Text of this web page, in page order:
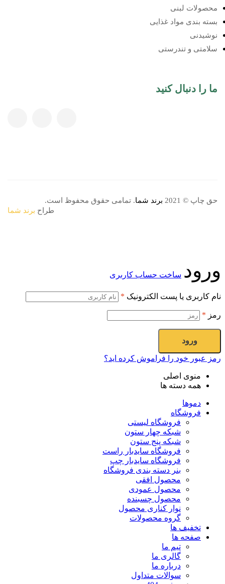
محصولات لبنی
بسته بندی مواد غذایی
نوشیدنی
سلامتی و تندرستی
ما را دنبال کنید
حق چاپ © 2021 برند شما. تمامی حقوق محفوظ است.
طراح برند شما
ورود ساخت حساب کاربری
نام کاربری یا پست الکترونیک *
رمز *
ورود
رمز عبور خود را فراموش کرده اید؟
منوی اصلی
همه دسته ها
دموها
فروشگاه
فروشگاه لیستی
شبکه چهار ستون
شبکه پنج ستون
فروشگاه سایدبار راست
فروشگاه سایدبار چپ
بنر دسته بندی فروشگاه
محصول افقی
محصول عمودی
محصول چسبنده
نوار کناری محصول
گروه محصولات
تخفیف ها
صفحه ها
تیم ما
گالری ما
درباره ما
سوالات متداول